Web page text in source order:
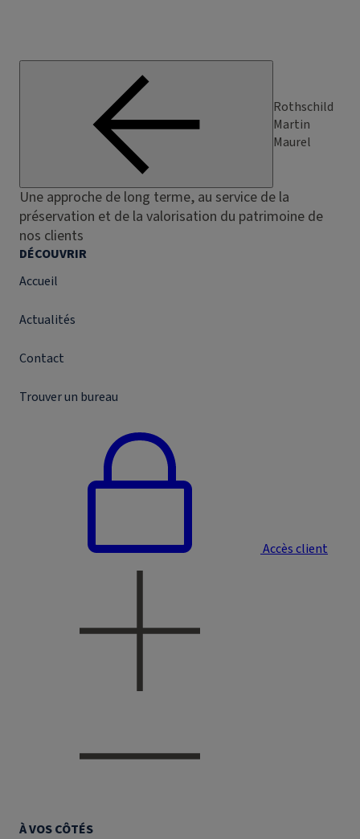
Rothschild
Martin
Maurel
Une approche de long terme, au service de la
préservation et de la valorisation du patrimoine de
nos clients
DÉCOUVRIR
Accueil
Actualités
Contact
Trouver un bureau
Accès client
À VOS CÔTÉS